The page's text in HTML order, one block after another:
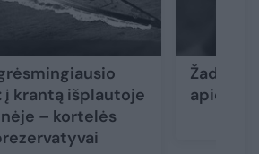
į krantą išplautoje
– kortelės
Žada
apie